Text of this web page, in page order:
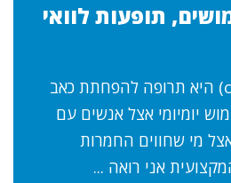
תופעות לוואי
סלקוקסיב (celecoxib) היא תרופה להפחתת כאב
יומיומי אצל אנשים עם
מי שחווים החמרות
אני רואה ...